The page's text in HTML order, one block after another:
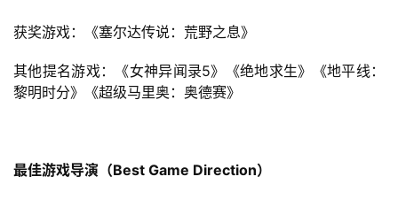
获奖游戏：《塞尔达传说：荒野之息》
其他提名游戏：《女神异闻录5》《绝地求生》《地平线：
黎明时分》《超级马里奥：奥德赛》
最佳游戏导演（Best Game Direction）